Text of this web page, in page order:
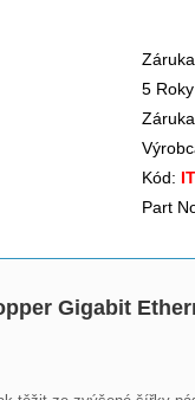
5 Roky
Kód:
Part
Gigabit